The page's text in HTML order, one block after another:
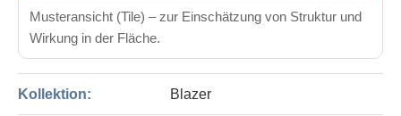
Musteransicht (Tile) – zur Einschätzung von Struktur und
Wirkung in der Fläche.
Kollektion: Blazer